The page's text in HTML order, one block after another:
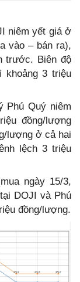
niêm yết giá ở
vào – bán ra),
trước. Biên độ
khoảng 3 triệu
Phú Quý niêm
đồng/lượng
lượng ở cả hai
lệch 3 triệu
ngày 15/3,
DOJI và Phú
đồng/lượng.